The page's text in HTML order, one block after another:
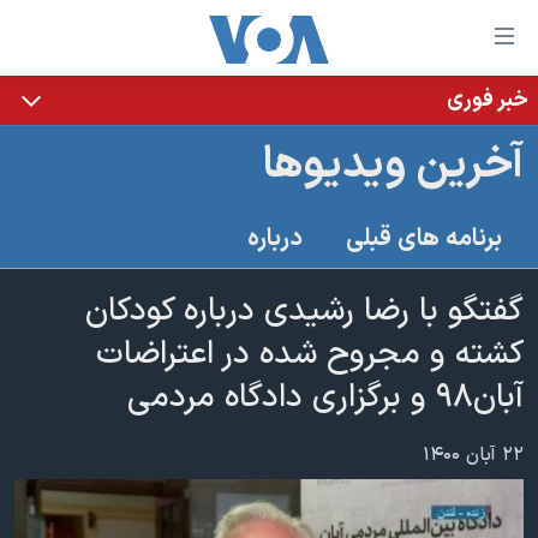
لینکهای
قابل
دسترسی
جهش
اصلی
جهش
به
صفحه
اصلی
جهش
جستجو
خانه
نسخه سبک وب‌سایت
ایران
آمریکا
جهان
ورزشی
ویدیوها
برنامه های تلویزیونی
جدول برنامه ها
صفحه‌های ویژه
جام جهانی ۲۰۲۶
بایگانی برنامه‌های تلویزیونی
فرکانس‌های صدای آمریکا
یادگیری زبان انگلیسی
خبر فوری
آخرین ویدیوها
برنامه های قبلی درباره
گفتگو با رضا رشیدی درباره کودکان
کشته و مجروح شده در اعتراضات
آبان۹۸ و برگزاری دادگاه مردمی
۲۲ آبان ۱۴۰۰